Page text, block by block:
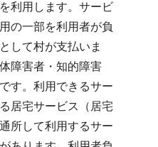
利用します。サービ
の一部を利用者が負
して村が支払いま
障害者・知的障害
す。利用できるサー
居宅サービス（居宅
所して利用するサー